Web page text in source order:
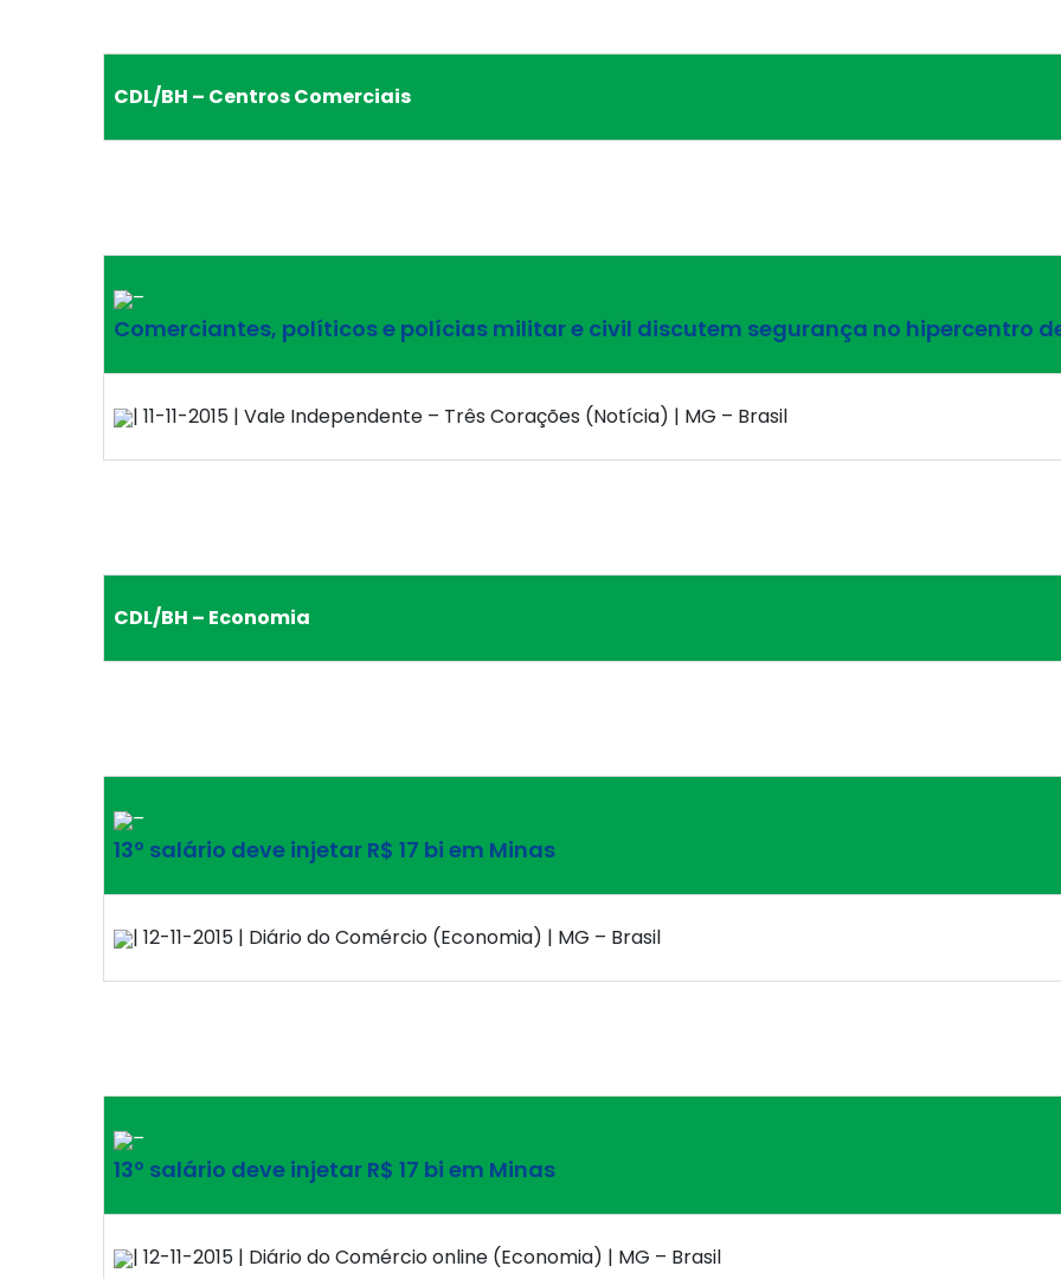
CDL/BH – Centros Comerciais
–
Comerciantes, políticos e polícias militar e civil discutem segurança no hipercentro
| 11-11-2015 | Vale Independente – Três Corações (Notícia) | MG – Brasil
CDL/BH – Economia
–
13º salário deve injetar R$ 17 bi em Minas
| 12-11-2015 | Diário do Comércio (Economia) | MG – Brasil
–
13º salário deve injetar R$ 17 bi em Minas
| 12-11-2015 | Diário do Comércio online (Economia) | MG – Brasil